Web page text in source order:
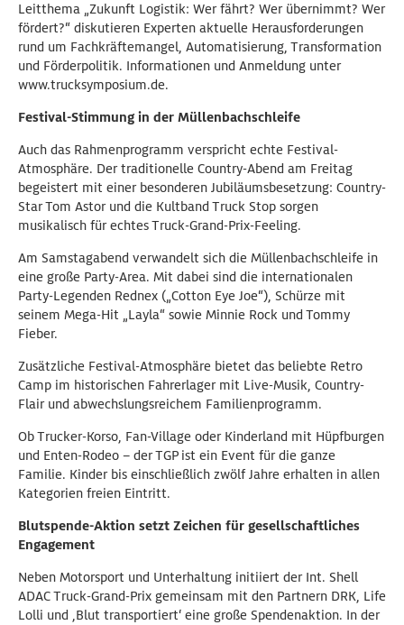
Leitthema „Zukunft Logistik: Wer fährt? Wer übernimmt? Wer
fördert?“ diskutieren Experten aktuelle Herausforderungen
rund um Fachkräftemangel, Automatisierung, Transformation
und Förderpolitik. Informationen und Anmeldung unter
www.trucksymposium.de.
Festival-Stimmung in der Müllenbachschleife
Auch das Rahmenprogramm verspricht echte Festival-
Atmosphäre. Der traditionelle Country-Abend am Freitag
begeistert mit einer besonderen Jubiläumsbesetzung: Country-
Star Tom Astor und die Kultband Truck Stop sorgen
musikalisch für echtes Truck-Grand-Prix-Feeling.
Am Samstagabend verwandelt sich die Müllenbachschleife in
eine große Party-Area. Mit dabei sind die internationalen
Party-Legenden Rednex („Cotton Eye Joe“), Schürze mit
seinem Mega-Hit „Layla“ sowie Minnie Rock und Tommy
Fieber.
Zusätzliche Festival-Atmosphäre bietet das beliebte Retro
Camp im historischen Fahrerlager mit Live-Musik, Country-
Flair und abwechslungsreichem Familienprogramm.
Ob Trucker-Korso, Fan-Village oder Kinderland mit Hüpfburgen
und Enten-Rodeo – der TGP ist ein Event für die ganze
Familie. Kinder bis einschließlich zwölf Jahre erhalten in allen
Kategorien freien Eintritt.
Blutspende-Aktion setzt Zeichen für gesellschaftliches
Engagement
Neben Motorsport und Unterhaltung initiiert der Int. Shell
ADAC Truck-Grand-Prix gemeinsam mit den Partnern DRK, Life
Lolli und ,Blut transportiert‘ eine große Spendenaktion. In der